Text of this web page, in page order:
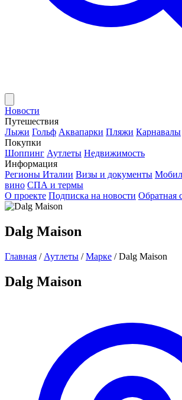
Новости
Путешествия
Лыжи Гольф Аквапарки Пляжи Карнавалы
Покупки
Шоппинг Аутлеты Недвижимость
Информация
Регионы Италии Визы и документы
вино СПА и термы
О проекте Подписка на новости Обратная
Dalg Maison
Главная / Аутлеты / Марке / Dalg Maison
Dalg Maison